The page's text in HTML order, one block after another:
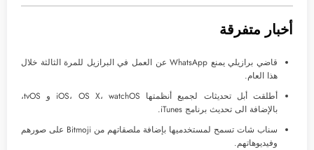
أخبار متفرقة
قاضي برازيلي يمنع WhatsApp عن العمل في البرازيل للمرة الثالثة خلال
هذا العام.
أطلقت أبل تحديثات لجميع أنظمتها iOS، OS X، watchOS و tvOS،
بالإضافة الى تحديث برنامج iTunes.
سناب شات تسمح لمستخدميها بإضافة ملصقاتهم من Bitmoji على صورهم
وفيديوهاتهم.